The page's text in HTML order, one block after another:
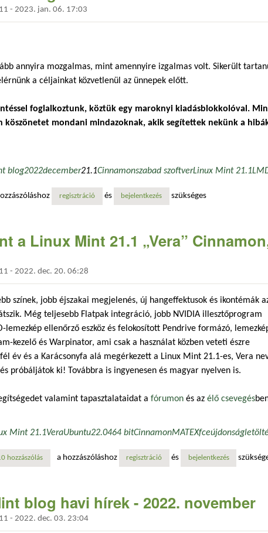
- 2023. jan. 06. 17:03
annyira mozgalmas, mint amennyire izgalmas volt. Sikerült
a céljainkat közvetlenül az ünnepek előtt.
foglalkoztunk, köztük egy maroknyi kiadásblokkolóval.
köszönetet mondani mindazoknak, akik segítettek nekünk a
blog2022december21.1Cinnamonszabad szoftverLinux Mint 21.1
blog havi hírek - 2022. december tartalommal kapcsolatosan
regisztráció és bejelentkezés szükséges
a Linux Mint 21.1 „Vera”
- 2022. dec. 20. 06:28
színek, jobb éjszakai megjelenés, új hangeffektusok és ikontémák
Még teljesebb Flatpak integráció, jobb NVIDIA illesztőprogram
lemezkép ellenőrző eszköz és felokosított Pendrive formázó,
kezelő és Warpinator, ami csak a használat közben veteti észre
év és a Karácsonyfa alá megérkezett a Linux Mint 21.1-es, Vera
próbáljátok ki! Továbbra is ingyenesen és magyar nyelven is.
valamint tapasztalataidat a fórumon és az élő csevegés
Mint 21.1VeraUbuntu22.0464 bitCinnamonMATEXfceújdonság
a linux mint 21.1 „vera” cinnamon, mate és xfce kiadása tartalommal kapcsolatosan
hozzászólás a hozzászóláshoz regisztráció és bejelentkezés
blog havi hírek - 2022. november
- 2022. dec. 03. 23:04